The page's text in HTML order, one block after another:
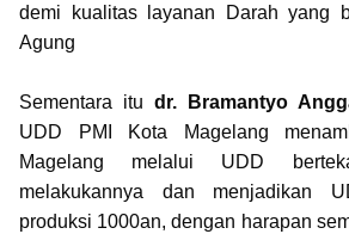
demi kualitas layanan Darah yang
Agung
Sementara itu dr. Bramantyo
UDD PMI Kota Magelang
Magelang melalui UDD
melakukannya dan menjadikan
produksi 1000an, dengan harapan